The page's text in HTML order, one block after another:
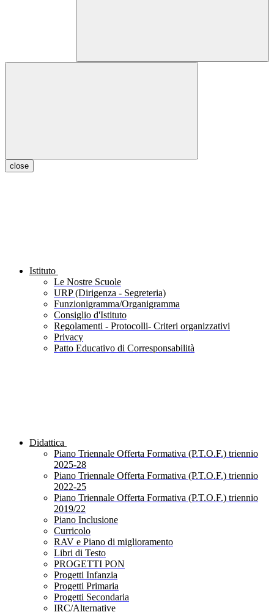
close
Istituto
Le Nostre Scuole
URP (Dirigenza - Segreteria)
Funzionigramma/Organigramma
Consiglio d'Istituto
Regolamenti - Protocolli- Criteri organizzativi
Privacy
Patto Educativo di Corresponsabilità
Didattica
Piano Triennale Offerta Formativa (P.T.O.F.) triennio
2025-28
Piano Triennale Offerta Formativa (P.T.O.F.) triennio
2022-25
Piano Triennale Offerta Formativa (P.T.O.F.) triennio
2019/22
Piano Inclusione
Curricolo
RAV e Piano di miglioramento
Libri di Testo
PROGETTI PON
Progetti Infanzia
Progetti Primaria
Progetti Secondaria
IRC/Alternative